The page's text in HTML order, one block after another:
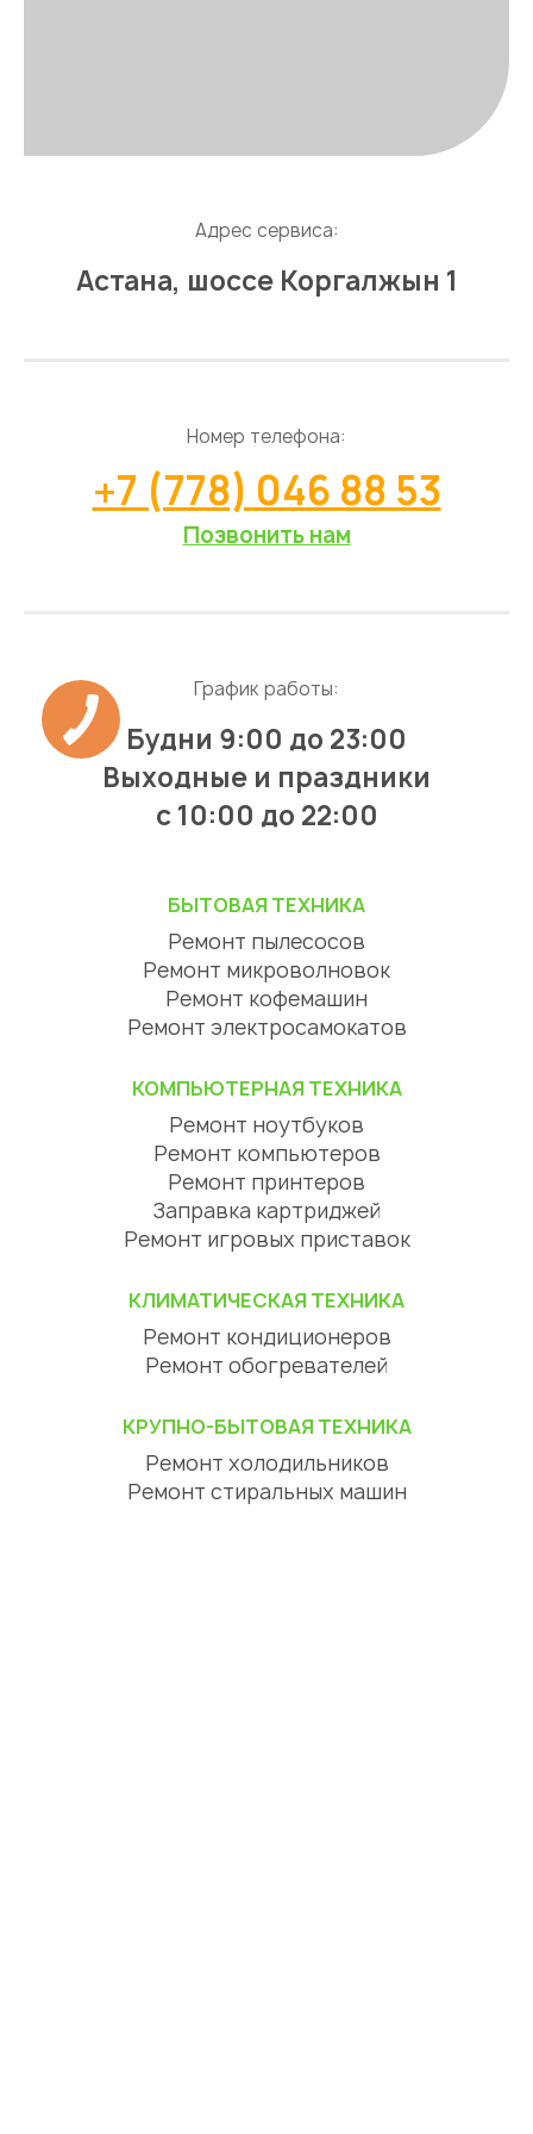
Адрес сервиса:
Астана, шоссе Коргалжын 1
Номер телефона:
+7 (778) 046 88 53
Позвонить нам
График работы:
Будни 9:00 до 23:00
Выходные и праздники
с 10:00 до 22:00
БЫТОВАЯ ТЕХНИКА
Ремонт пылесосов
Ремонт микроволновок
Ремонт кофемашин
Ремонт электросамокатов
КОМПЬЮТЕРНАЯ ТЕХНИКА
Ремонт ноутбуков
Ремонт компьютеров
Ремонт принтеров
Заправка картриджей
Ремонт игровых приставок
КЛИМАТИЧЕСКАЯ ТЕХНИКА
Ремонт кондиционеров
Ремонт обогревателей
КРУПНО-БЫТОВАЯ ТЕХНИКА
Ремонт холодильников
Ремонт стиральных машин